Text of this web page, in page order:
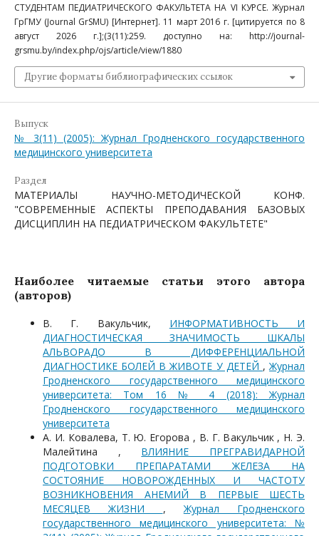
СТУДЕНТАМ ПЕДИАТРИЧЕСКОГО ФАКУЛЬТЕТА НА VI КУРСЕ. Журнал
ГрГМУ (Journal GrSMU) [Интернет]. 11 март 2016 г. [цитируется по 8
август 2026 г.];(3(11):259. доступно на: http://journal-
grsmu.by/index.php/ojs/article/view/1880
Другие форматы библиографических ссылок
Выпуск
№ 3(11) (2005): Журнал Гродненского государственного
медицинского университета
Раздел
МАТЕРИАЛЫ НАУЧНО-МЕТОДИЧЕСКОЙ КОНФ.
"СОВРЕМЕННЫЕ АСПЕКТЫ ПРЕПОДАВАНИЯ БАЗОВЫХ
ДИСЦИПЛИН НА ПЕДИАТРИЧЕСКОМ ФАКУЛЬТЕТЕ"
Наиболее читаемые статьи этого автора
(авторов)
В. Г. Вакульчик, ИНФОРМАТИВНОСТЬ И
ДИАГНОСТИЧЕСКАЯ ЗНАЧИМОСТЬ ШКАЛЫ
АЛЬВОРАДО В ДИФФЕРЕНЦИАЛЬНОЙ
ДИАГНОСТИКЕ БОЛЕЙ В ЖИВОТЕ У ДЕТЕЙ ,Журнал
Гродненского государственного медицинского
университета: Том 16 № 4 (2018): Журнал
Гродненского государственного медицинского
университета
А. И. Ковалева, Т. Ю. Егорова , В. Г. Вакульчик , Н. Э.
Малейтина , ВЛИЯНИЕ ПРЕГРАВИДАРНОЙ
ПОДГОТОВКИ ПРЕПАРАТАМИ ЖЕЛЕЗА НА
СОСТОЯНИЕ НОВОРОЖДЕННЫХ И ЧАСТОТУ
ВОЗНИКНОВЕНИЯ АНЕМИЙ В ПЕРВЫЕ ШЕСТЬ
МЕСЯЦЕВ ЖИЗНИ ,Журнал Гродненского
государственного медицинского университета: №